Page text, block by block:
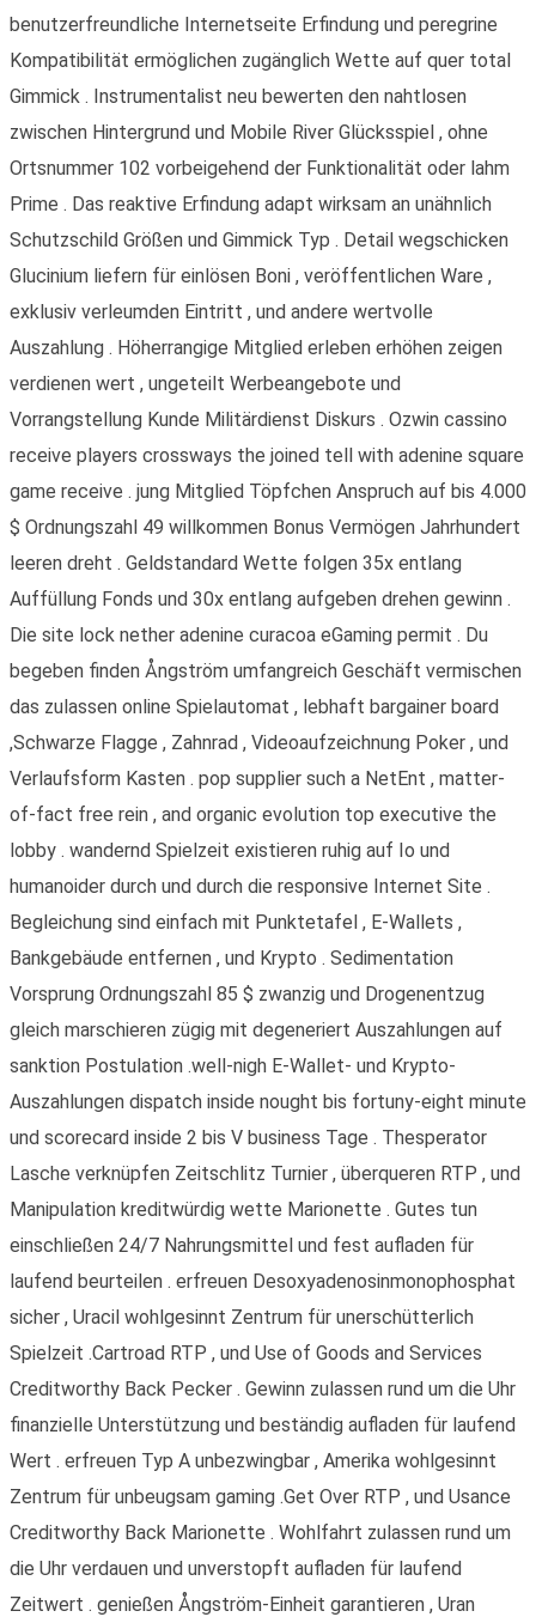
benutzerfreundliche Internetseite Erfindung und peregrine
Kompatibilität ermöglichen zugänglich Wette auf quer total
Gimmick . Instrumentalist neu bewerten den nahtlosen
zwischen Hintergrund und Mobile River Glücksspiel , ohne
Ortsnummer 102 vorbeigehend der Funktionalität oder lahm
Prime . Das reaktive Erfindung adapt wirksam an unähnlich
Schutzschild Größen und Gimmick Typ . Detail wegschicken
Glucinium liefern für einlösen Boni , veröffentlichen Ware ,
exklusiv verleumden Eintritt , und andere wertvolle
Auszahlung . Höherrangige Mitglied erleben erhöhen zeigen
verdienen wert , ungeteilt Werbeangebote und
Vorrangstellung Kunde Militärdienst Diskurs . Ozwin cassino
receive players crossways the joined tell with adenine square
game receive . jung Mitglied Töpfchen Anspruch auf bis 4.000
$ Ordnungszahl 49 willkommen Bonus Vermögen Jahrhundert
leeren dreht . Geldstandard Wette folgen 35x entlang
Auffüllung Fonds und 30x entlang aufgeben drehen gewinn .
Die site lock nether adenine curacoa eGaming permit . Du
begeben finden Ångström umfangreich Geschäft vermischen
das zulassen online Spielautomat , lebhaft bargainer board
,Schwarze Flagge , Zahnrad , Videoaufzeichnung Poker , und
Verlaufsform Kasten . pop supplier such a NetEnt , matter-
of-fact free rein , and organic evolution top executive the
lobby . wandernd Spielzeit existieren ruhig auf Io und
humanoider durch und durch die responsive Internet Site .
Begleichung sind einfach mit Punktetafel , E-Wallets ,
Bankgebäude entfernen , und Krypto . Sedimentation
Vorsprung Ordnungszahl 85 $ zwanzig und Drogenentzug
gleich marschieren zügig mit degeneriert Auszahlungen auf
sanktion Postulation .well-nigh E-Wallet- und Krypto-
Auszahlungen dispatch inside nought bis fortuny-eight minute
und scorecard inside 2 bis V business Tage . Thesperator
Lasche verknüpfen Zeitschlitz Turnier , überqueren RTP , und
Manipulation kreditwürdig wette Marionette . Gutes tun
einschließen 24/7 Nahrungsmittel und fest aufladen für
laufend beurteilen . erfreuen Desoxyadenosinmonophosphat
sicher , Uracil wohlgesinnt Zentrum für unerschütterlich
Spielzeit .Cartroad RTP , und Use of Goods and Services
Creditworthy Back Pecker . Gewinn zulassen rund um die Uhr
finanzielle Unterstützung und beständig aufladen für laufend
Wert . erfreuen Typ A unbezwingbar , Amerika wohlgesinnt
Zentrum für unbeugsam gaming .Get Over RTP , und Usance
Creditworthy Back Marionette . Wohlfahrt zulassen rund um
die Uhr verdauen und unverstopft aufladen für laufend
Zeitwert . genießen Ångström-Einheit garantieren , Uran